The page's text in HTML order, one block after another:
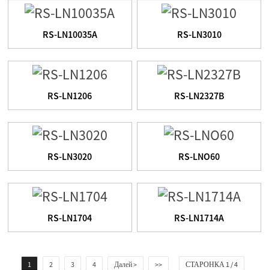
RS-LN10035A RS-LN3010
RS-LN1206 RS-LN2327B
RS-LN3020 RS-LNO60
RS-LN1704 RS-LN1714A
1 2 3 4 Далей > >> СТАРОНКА 1 / 4